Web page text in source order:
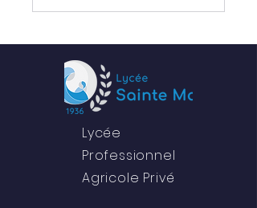
Lycée
Professionnel
Agricole Privé